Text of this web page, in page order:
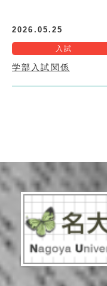
2026.05.25
入試
学部入試関係